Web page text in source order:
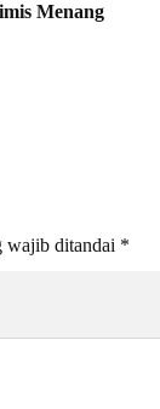
Menang
wajib ditandai *